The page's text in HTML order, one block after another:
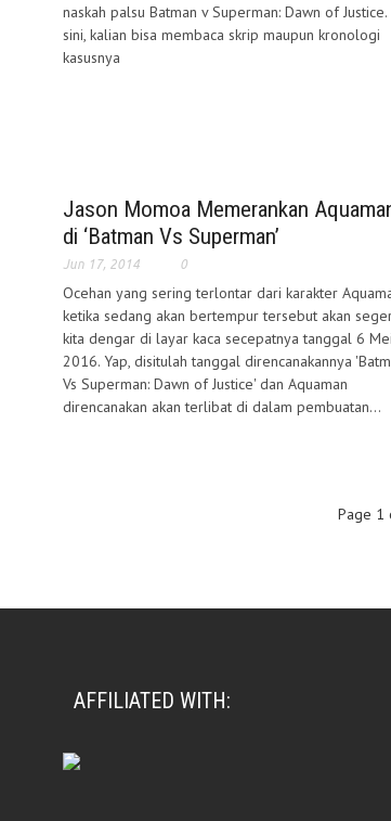
naskah palsu Batman v Superman: Dawn of Justice.
sini, kalian bisa membaca skrip maupun kronologi
kasusnya
Jason Momoa Memerankan
di ‘Batman Vs Superman’
Jun 17, 2014 0
Ocehan yang sering terlontar dari karakter
ketika sedang akan bertempur tersebut akan
kita dengar di layar kaca secepatnya tanggal 6 Mei
2016. Yap, disitulah tanggal direncanakannya
Vs Superman: Dawn of Justice' dan Aquaman
direncanakan akan terlibat di dalam pembuatan...
Page 1
AFFILIATED WITH: